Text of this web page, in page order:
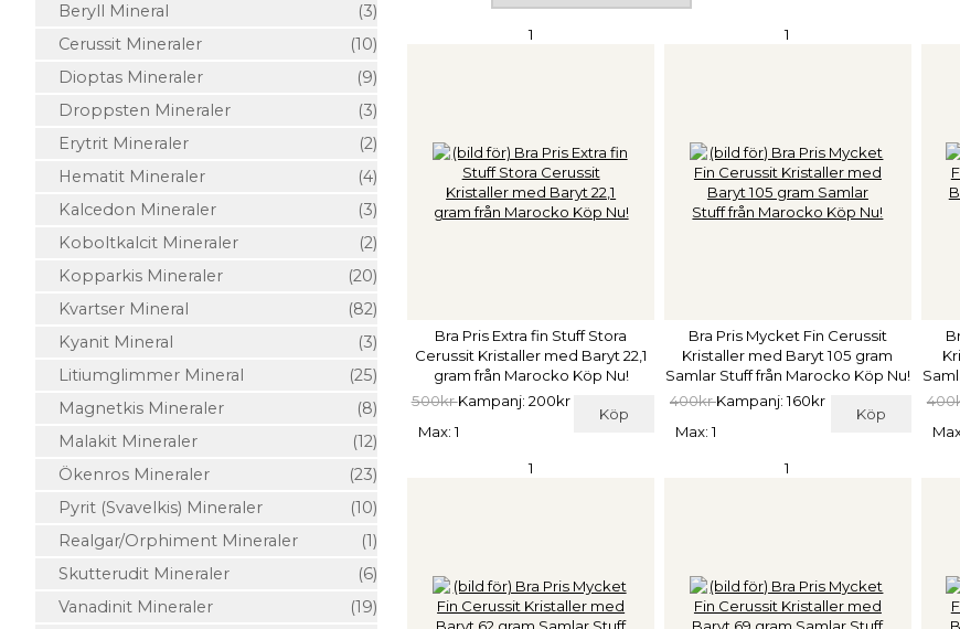
Beryll Mineral
(3)
Cerussit Mineraler
(10)
Dioptas Mineraler
(9)
Droppsten Mineraler
(3)
Erytrit Mineraler
(2)
Hematit Mineraler
(4)
Kalcedon Mineraler
(3)
Koboltkalcit Mineraler
(2)
Kopparkis Mineraler
(20)
Kvartser Mineral
(82)
Kyanit Mineral
(3)
Litiumglimmer Mineral
(25)
Magnetkis Mineraler
(8)
Malakit Mineraler
(12)
Ökenros Mineraler
(23)
Pyrit (Svavelkis) Mineraler
(10)
Realgar/Orphiment Mineraler
(1)
Skutterudit Mineraler
(6)
Vanadinit Mineraler
(19)
1
Bra Pris Extra fin Stuff Stora
Cerussit Kristaller med Baryt 22,1
gram från Marocko Köp Nu!
500krKampanj: 200kr
Köp
Max: 1
1
Bra Pris Mycket Fin Cerussit
Kristaller med Baryt 105 gram
Samlar Stuff från Marocko Köp Nu!
400krKampanj: 160kr
Köp
Max: 1
1 1